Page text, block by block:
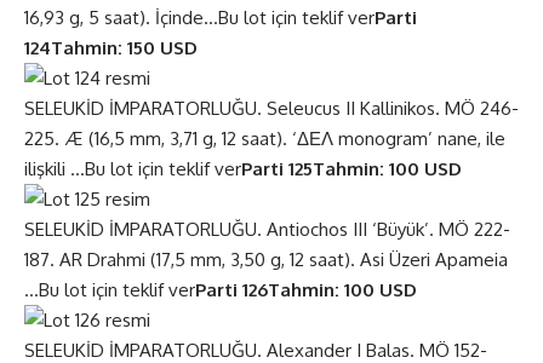
16,93 g, 5 saat). İçinde…Bu lot için teklif verParti
124Tahmin: 150 USD
SELEUKİD İMPARATORLUĞU. Seleucus II Kallinikos. MÖ 246-
225. Æ (16,5 mm, 3,71 g, 12 saat). ‘ΔΕΛ monogram’ nane, ile
ilişkili …Bu lot için teklif verParti 125Tahmin: 100 USD
SELEUKİD İMPARATORLUĞU. Antiochos III ‘Büyük’. MÖ 222-
187. AR Drahmi (17,5 mm, 3,50 g, 12 saat). Asi Üzeri Apameia
…Bu lot için teklif verParti 126Tahmin: 100 USD
SELEUKİD İMPARATORLUĞU. Alexander I Balas. MÖ 152-